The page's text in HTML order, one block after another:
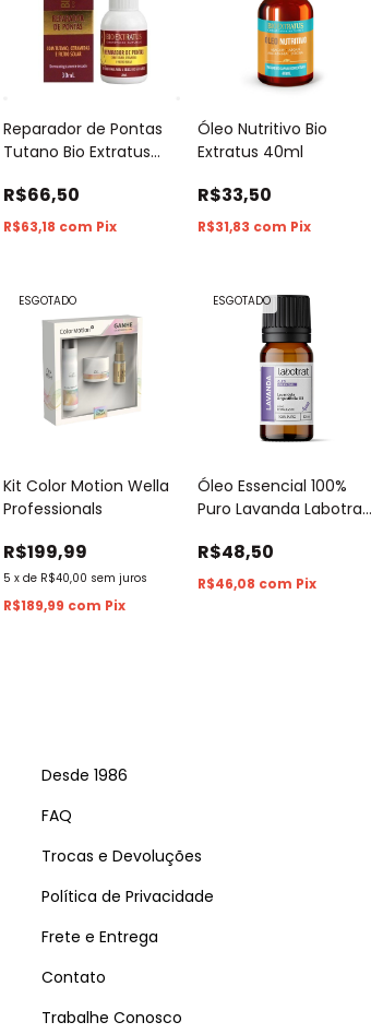
Reparador de Pontas
Tutano Bio Extratus
R$66,50
R$63,18 com Pix
Óleo Nutritivo Bio
Extratus 40ml
R$33,50
R$31,83 com Pix
ESGOTADO
Kit Color Motion Wella
Professionals
R$199,99
5 xde R$40,00 sem juros
R$189,99 com Pix
ESGOTADO
Óleo Essencial 100%
Puro Lavanda Labotrat
R$48,50
R$46,08 com Pix
Desde 1986
FAQ
Trocas e Devoluções
Política de Privacidade
Frete e Entrega
Contato
Trabalhe Conosco